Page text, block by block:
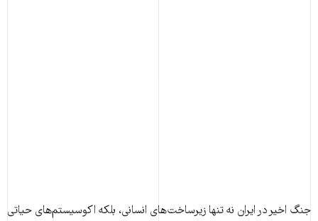
جنگ اخیر در ایران نه تنها زیرساخت‌های انسانی، بلکه اکوسیستم‌های حیاتی